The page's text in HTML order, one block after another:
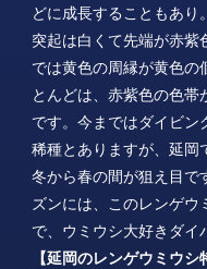
どに成長することもあ
突起は白くて先端が赤
では黄色の周縁が黄色の
とんどは、赤紫色の色
です。今まではダイビ
稀種とありますが、延岡
冬から春の間が狙え目で
ズンには、このレンゲ
で、ウミウシ大好きダイ
【延岡のレンゲウミウシ